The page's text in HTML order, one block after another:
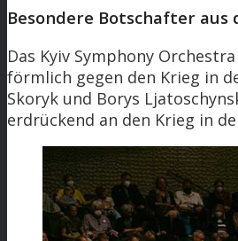
Besondere Botschafter
Das Kyiv Symphony
förmlich gegen den Krieg in
Skoryk und Borys
erdrückend an den Krieg in